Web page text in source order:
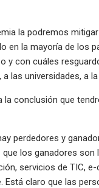
la podremos
en la mayoría de los
y con cuáles
las universidades, a
conclusión que
perdedores y
los ganadores
servicios de TIC,
claro que las